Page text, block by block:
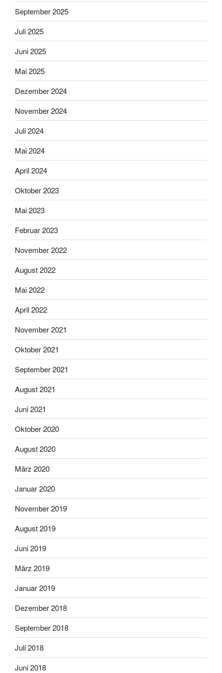
September 2025
Juli 2025
Juni 2025
Mai 2025
Dezember 2024
November 2024
Juli 2024
Mai 2024
April 2024
Oktober 2023
Mai 2023
Februar 2023
November 2022
August 2022
Mai 2022
April 2022
November 2021
Oktober 2021
September 2021
August 2021
Juni 2021
Oktober 2020
August 2020
März 2020
Januar 2020
November 2019
August 2019
Juni 2019
März 2019
Januar 2019
Dezember 2018
September 2018
Juli 2018
Juni 2018